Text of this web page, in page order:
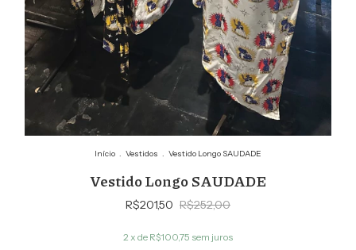
Início . Vestidos . Vestido Longo SAUDADE
Vestido Longo SAUDADE
R$201,50 R$252,00
2 x de R$100,75 sem juros